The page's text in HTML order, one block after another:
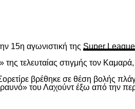
15η αγωνιστική της Super
τελευταίας στιγμής τον
βρέθηκε σε θέση βολής
του Λαχούντ έξω από την